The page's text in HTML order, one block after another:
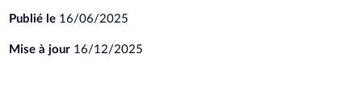
Publié le 16/06/2025
Mise à jour 16/12/2025